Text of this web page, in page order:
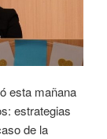
esta mañana
estrategias
de la